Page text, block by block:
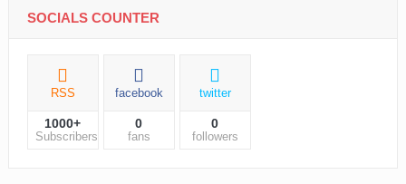
SOCIALS COUNTER
RSS
1000+
Subscribers
facebook
0
fans
twitter
0
followers